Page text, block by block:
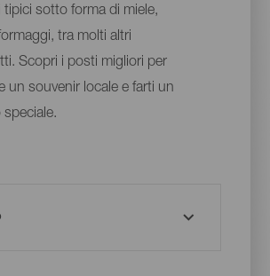
tipici sotto forma di miele,
tra molti altri
Scopri i posti migliori per
un souvenir locale e farti un
speciale.